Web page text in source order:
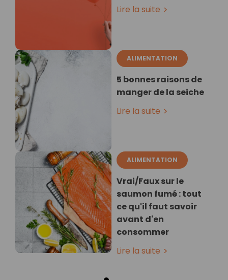
Lire la suite
ALIMENTATION
5 bonnes raisons de
manger de la seiche
Lire la suite
ALIMENTATION
Vrai/Faux sur le
saumon fumé : tout
ce qu'il faut savoir
avant d'en
consommer
Lire la suite